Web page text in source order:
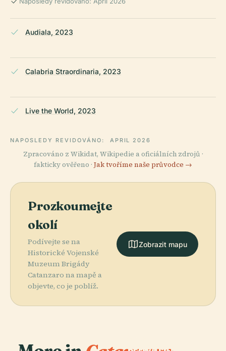
Audiala, 2023
Calabria Straordinaria, 2023
Live the World, 2023
NAPOSLEDY REVIDOVÁNO: APRIL 2026
Zpracováno z Wikidat, Wikipedie a oficiálních zdrojů ·
fakticky ověřeno · Jak tvoříme naše průvodce →
Prozkoumejte
okolí
Podívejte se na
Historické Vojenské
Muzeum Brigády
Catanzaro na mapě a
objevte, co je poblíž.
Zobrazit mapu